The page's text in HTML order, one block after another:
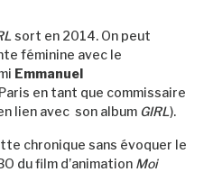
sort en 2014. On peut
féminine avec le
Emmanuel
en tant que commissaire
lien avec son album GIRL).
chronique sans évoquer le
du film d’animation Moi